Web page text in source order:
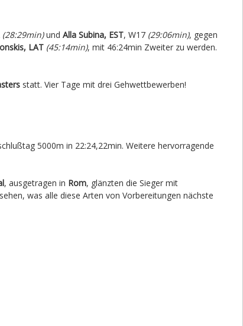
(28:29min)und Alla Subina, EST, W17 (29:06min), gegen
LAT (45:14min), mit 46:24min Zweiter zu werden.
statt. Vier Tage mit drei Gehwettbewerben!
5000m in 22:24,22min. Weitere hervorragende
, ausgetragen in Rom, glänzten die Sieger mit
was alle diese Arten von Vorbereitungen nächste